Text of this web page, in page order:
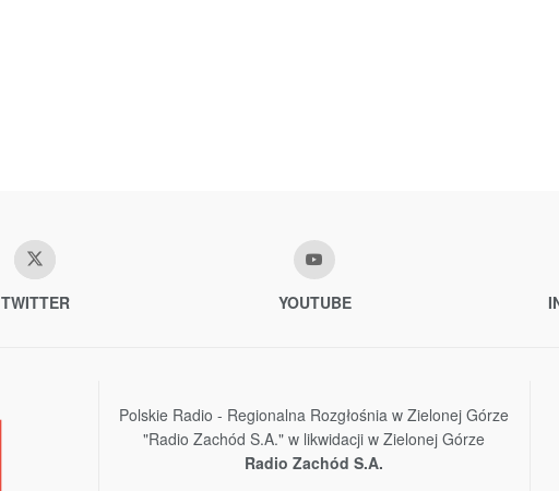
TWITTER YOUTUBE
Polskie Radio - Regionalna Rozgłośnia w Zielonej Górze
"Radio Zachód S.A." w likwidacji w Zielonej Górze
Radio Zachód S.A.